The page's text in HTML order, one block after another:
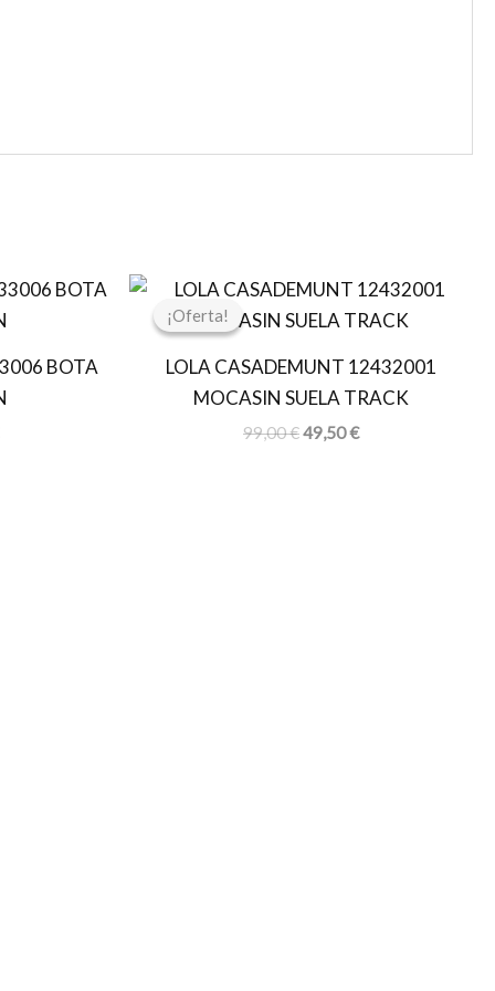
BOTA
€.
¡Oferta!
¡Oferta!
LOLA CASADEMUNT 12432001
MOCASIN SUELA TRACK
99,00€
El
original
99,00 €.
49,50€
El
actual
49,50 €.